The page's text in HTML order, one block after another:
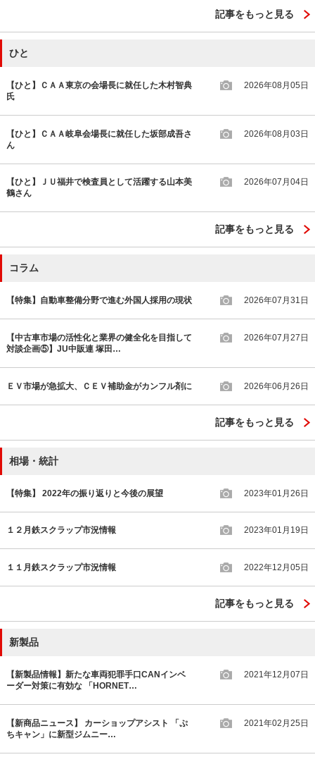
記事をもっと見る
ひと
【ひと】ＣＡＡ東京の会場長に就任した木村智典
氏
2026年08月05日
【ひと】ＣＡＡ岐阜会場長に就任した坂部成吾さ
ん
2026年08月03日
【ひと】ＪＵ福井で検査員として活躍する山本美
鶴さん
2026年07月04日
記事をもっと見る
コラム
【特集】自動車整備分野で進む外国人採用の現状 2026年07月31日
【中古車市場の活性化と業界の健全化を目指して
対談企画⑤】JU中販連 塚田…
2026年07月27日
ＥＶ市場が急拡大、ＣＥＶ補助金がカンフル剤に 2026年06月26日
記事をもっと見る
相場・統計
【特集】 2022年の振り返りと今後の展望 2023年01月26日
１２月鉄スクラップ市況情報 2023年01月19日
１１月鉄スクラップ市況情報 2022年12月05日
記事をもっと見る
新製品
【新製品情報】新たな車両犯罪手口CANインベ
ーダー対策に有効な 「HORNET…
2021年12月07日
【新商品ニュース】 カーショップアシスト 「ぷ
ちキャン」に新型ジムニー…
2021年02月25日